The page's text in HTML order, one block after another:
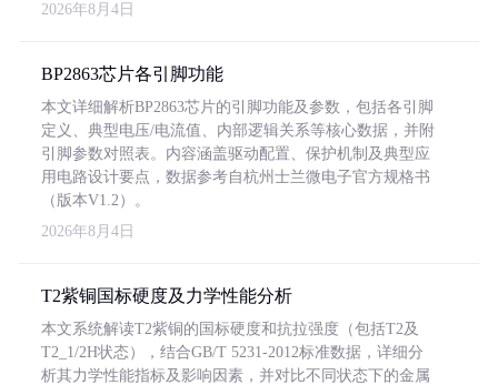
2026年8月4日
BP2863芯片各引脚功能
本文详细解析BP2863芯片的引脚功能及参数，包括各引脚
定义、典型电压/电流值、内部逻辑关系等核心数据，并附
引脚参数对照表。内容涵盖驱动配置、保护机制及典型应
用电路设计要点，数据参考自杭州士兰微电子官方规格书
（版本V1.2）。
2026年8月4日
T2紫铜国标硬度及力学性能分析
本文系统解读T2紫铜的国标硬度和抗拉强度（包括T2及
T2_1/2H状态），结合GB/T 5231-2012标准数据，详细分
析其力学性能指标及影响因素，并对比不同状态下的金属